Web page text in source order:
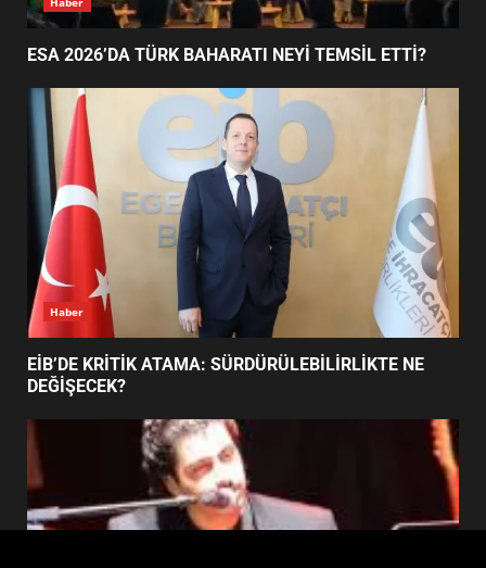
4
FİNALİNDE NE BAŞARDI?
5
BALIKESİR MÜZELERİNDE SÜRE
UZATILDI: NE DEĞİŞTİ?
BURHANİYE SATRANÇ
TURNUVASI KAYITLARI NEYİ
7
BURHANİYE BELEDİYESPOR’DA
YENİ YÖNETİM NASIL
ŞEKİLLENDİ?
ESA 2026’DA TÜRK BAHARATI NEYİ TEMSİL ETTİ?
Haber
EİB’DE KRİTİK ATAMA: SÜRDÜRÜLEBİLİRLİKTE NE
DEĞİŞECEK?